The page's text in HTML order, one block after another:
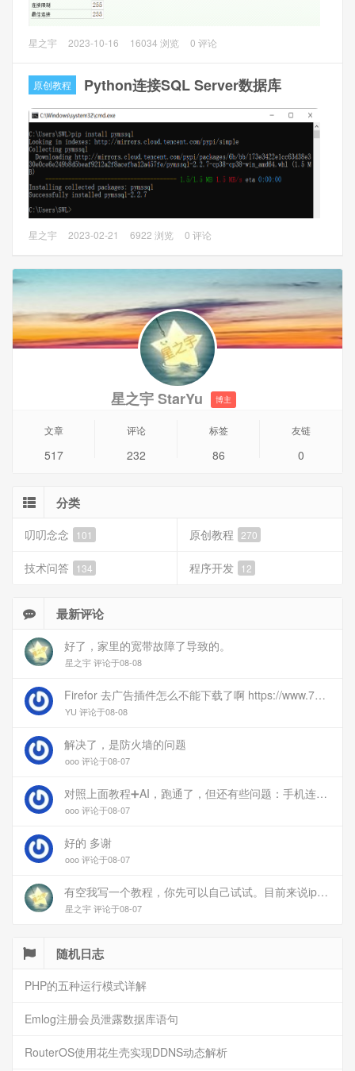
一个分号内。
SAP需要访问外部数据库SQL Server（以下简称MSSQL）进
一、MSSQL服务器配置
1、安装的是SQL Server 2019（Windows Server 2019），
对防火墙和账号进行配置，保证外部能通过ODBC的方式使用
IP+端口访问，可以使用数据库管理工具进行测试。配置过程
网上教程很多就不详细写了。
二、SAP服务器配置
1、安装的是SUSE Linux Enterprise Server (SLES)，需要安
本，这边使用的是SUSE Linux Enterprise Server 15 SP2。
星之宇 2023-10-16 16034 浏览 0 评论
原创教程 Python连接SQL Server数据库
本文主要介绍Python连接SQL Server数据库（MSSQL）。
一、安装PyMsSql库
使用命令： pip install pymssql
二、连接测试
星之宇 2023-02-21 6922 浏览 0 评论
星之宇 StarYu 博主
文章
517
评论
232
标签
86
友链
0
分类
叨叨念念 101 原创教程 270
技术问答 134 程序开发 12
最新评论
好了，家里的宽带故障了导致的。
星之宇 评论于08-08
Firefor 去广告插件怎么不能下载了啊 https://www.77bx.com/312.html
YU 评论于08-08
解决了，是防火墙的问题
ooo 评论于08-07
对照上面教程➕AI，跑通了，但还有些问题：手机连上vpn后，部分家里内网的服务能访问（内网的Debian服务器可以），部分不能(routeros网页），不知道问题出在哪
ooo 评论于08-07
好的 多谢
ooo 评论于08-07
有空我写一个教程，你先可以自己试试。目前来说ipv6应该没问题的。
星之宇 评论于08-07
随机日志
PHP的五种运行模式详解
Emlog注册会员泄露数据库语句
RouterOS使用花生壳实现DDNS动态解析